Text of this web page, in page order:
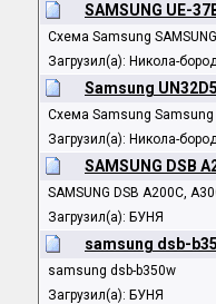
SAMSUNG UE-
Схема Samsung
Загрузил(а): Никола-
Samsung
Схема Samsung Samsung
Загрузил(а): Никола-
SAMSUNG DSB
SAMSUNG DSB A200C,
Загрузил(а): БУНЯ
samsung dsb-
samsung dsb-b350w
Загрузил(а): БУНЯ